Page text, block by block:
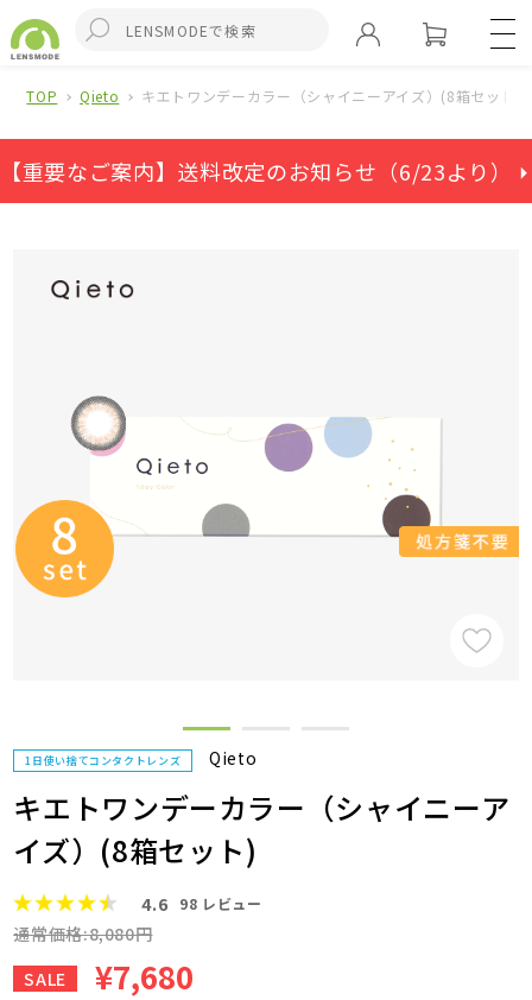
TOP Qieto キエトワンデーカラー（シャイニーアイズ）(8箱セット)
【重要なご案内】送料改定のお知らせ（6/23より） ⏵
1日使い捨てコンタクトレンズ Qieto
キエトワンデーカラー（シャイニーア
イズ）(8箱セット)
4.6 98 レビュー
通常価格:8,080円
SALE
¥7,680